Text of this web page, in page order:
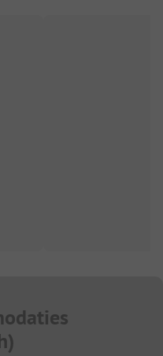
)